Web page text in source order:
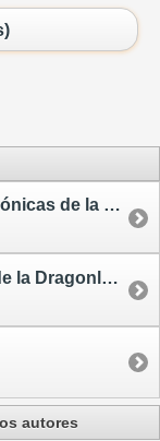
El Retorno de los Dragones / Crónicas de la Dragonlance 1 - rústica - edición especial limitada
La Tumba de Huma / Crónicas de la Dragonlance 2
autores